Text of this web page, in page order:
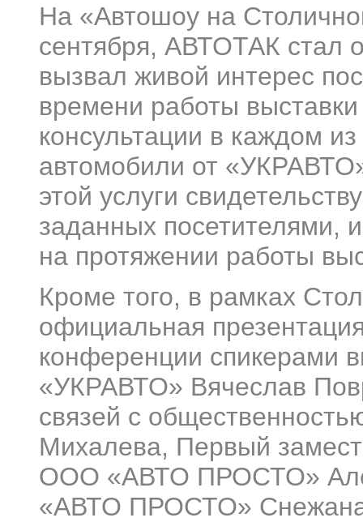
На «Автошоу на
сентября, АВТОТАК стал
вызвал живой интерес
времени работы
консультации в каждом
автомобили от
этой услуги
заданных посетителями,
на протяжении работы
Кроме того, в рамках
официальная
конференции спикерами
«УКРАВТО» Вячеслав
связей с
Михалева, Первый
ООО «АВТО ПРОСТО»
«АВТО ПРОСТО»